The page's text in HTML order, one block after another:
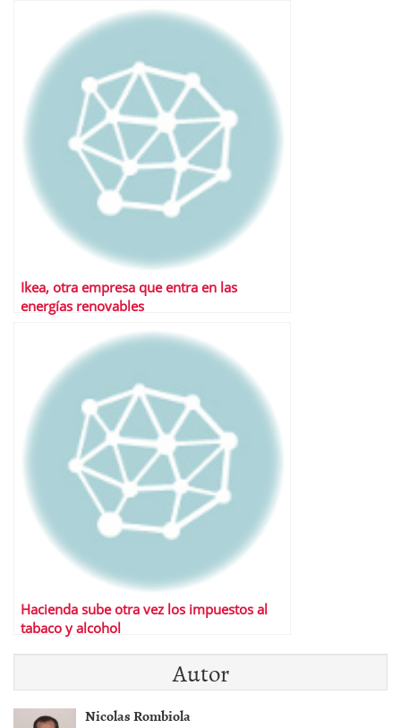
Ikea, otra empresa que entra en las
energías renovables
Hacienda sube otra vez los impuestos al
tabaco y alcohol
Autor
Nicolas Rombiola